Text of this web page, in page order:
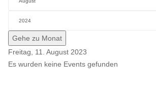
Gehe zu Monat
Freitag, 11. August 2023
Es wurden keine Events gefunden